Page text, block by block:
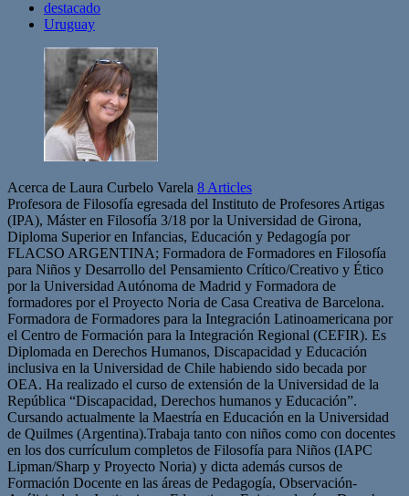
destacado
Uruguay
Acerca de Laura Curbelo Varela 8 Articles
Profesora de Filosofía egresada del Instituto de Profesores Artigas
(IPA), Máster en Filosofía 3/18 por la Universidad de Girona,
Diploma Superior en Infancias, Educación y Pedagogía por
FLACSO ARGENTINA; Formadora de Formadores en Filosofía
para Niños y Desarrollo del Pensamiento Crítico/Creativo y Ético
por la Universidad Autónoma de Madrid y Formadora de
formadores por el Proyecto Noria de Casa Creativa de Barcelona.
Formadora de Formadores para la Integración Latinoamericana por
el Centro de Formación para la Integración Regional (CEFIR). Es
Diplomada en Derechos Humanos, Discapacidad y Educación
inclusiva en la Universidad de Chile habiendo sido becada por
OEA. Ha realizado el curso de extensión de la Universidad de la
República “Discapacidad, Derechos humanos y Educación”.
Cursando actualmente la Maestría en Educación en la Universidad
de Quilmes (Argentina).Trabaja tanto con niños como con docentes
en los dos currículum completos de Filosofía para Niños (IAPC
Lipman/Sharp y Proyecto Noria) y dicta además cursos de
Formación Docente en las áreas de Pedagogía, Observación-